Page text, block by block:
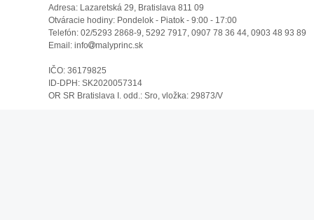
Adresa: Lazaretská 29, Bratislava 811 09
Otváracie hodiny: Pondelok - Piatok - 9:00 - 17:00
Telefón: 02/5293 2868-9, 5292 7917, 0907 78 36 44, 0903 48 93 89
Email: info
malyprinc.sk
IČO: 36179825
ID-DPH: SK2020057314
OR SR Bratislava I. odd.: Sro, vložka: 29873/V